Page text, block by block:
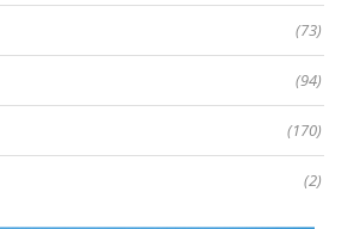
(73)
(94)
(170)
(2)